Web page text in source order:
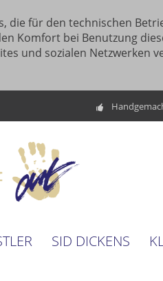
die für den technischen
Komfort bei Benutzung
und sozialen Netzwerken
SID DICKENS